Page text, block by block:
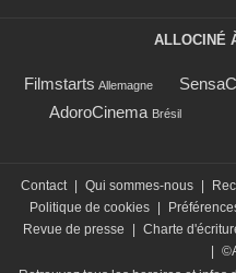
ALLOCINÉ
Filmstarts Allemagne
AdoroCinema Brésil
Contact | Qui sommes-nous |
Politique de cookies |
Revue de presse
| Charte
|